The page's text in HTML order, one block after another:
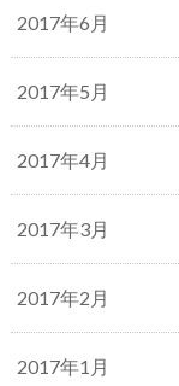
2017年6月
2017年5月
2017年4月
2017年3月
2017年2月
2017年1月